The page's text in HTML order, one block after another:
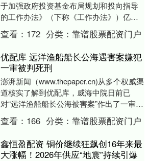
于加强政府投资基金布局规划和投向指导
的工作办法》（下称《工作办法》）亿腾
证券。 这是首次在国家层面对政府投资基
金的布局和....
查看： 172 分类：靠谱股票配资门户
优配库 远洋渔船船长公海遇害案嫌犯
一审被判死刑
澎湃新闻（www.thepaper.cn)从多个权威渠
道核实了解到优配库，威海中院日前已
对“远洋渔船船长公海被害案”作出了一审宣
判，对嫌犯林某兵判处死刑。 澎湃....
查看： 166 分类：靠谱股票配资门户
鑫恒盈配资 铜价继续狂飙创16年来最
大涨幅！2026年供应“地震”持续引爆